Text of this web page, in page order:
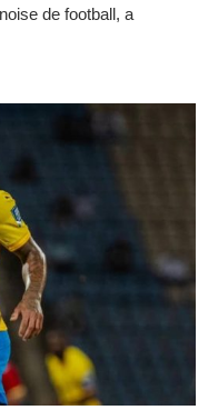
de football, a